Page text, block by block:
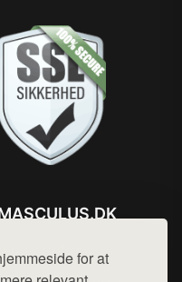
for at
Mail: hej@want.dk